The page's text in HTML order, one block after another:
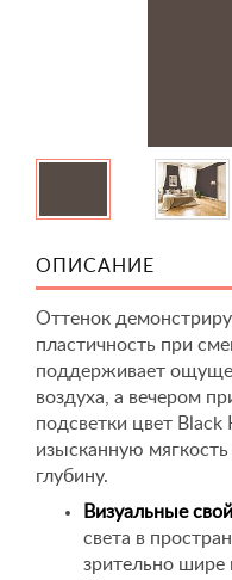
ОПИСАНИЕ
Оттенок
пластичность при
поддерживает
воздуха, а вечером
подсветки цвет Black
изысканную
глубину.
Визуальные
света в
зрительно шире